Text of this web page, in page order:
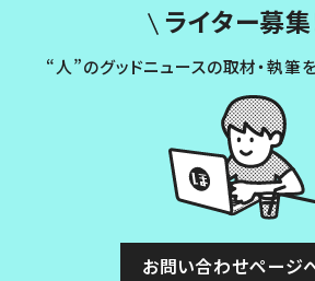
ライター募集
“人”のグッドニュースの取材・執筆
お問い合わせページ